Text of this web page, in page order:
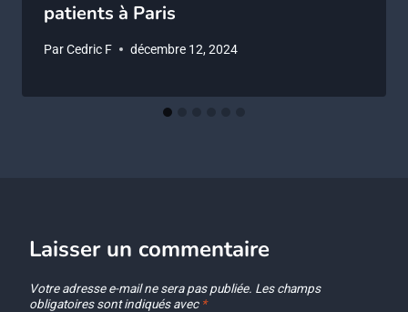
patients à Paris
ParCedric F décembre 12, 2024
Laisser un commentaire
Votre adresse e-mail ne sera pas publiée. Les champs
obligatoires sont indiqués avec *